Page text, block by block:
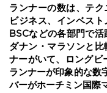
ランナーの数は、テ
ビジネス、インベス
BSCなどの各部門で
ダナン・マラソンと
ナーがいて、ロングビ
ランナーが印象的な数
バーがホーチミン国際